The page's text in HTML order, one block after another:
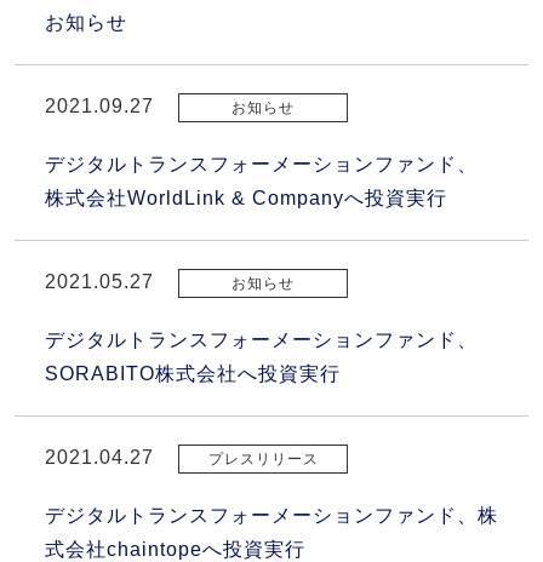
お知らせ
2021.09.27 お知らせ
デジタルトランスフォーメーションファンド、
株式会社WorldLink & Companyへ投資実行
2021.05.27 お知らせ
デジタルトランスフォーメーションファンド、
SORABITO株式会社へ投資実行
2021.04.27 プレスリリース
デジタルトランスフォーメーションファンド、株
式会社chaintopeへ投資実行